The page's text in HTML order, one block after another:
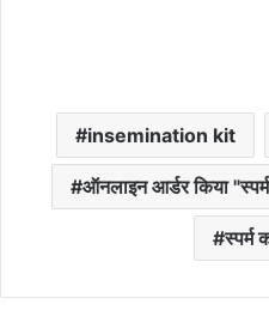
insemination kit
ऑनलाइन आर्डर किया
स्पर्म